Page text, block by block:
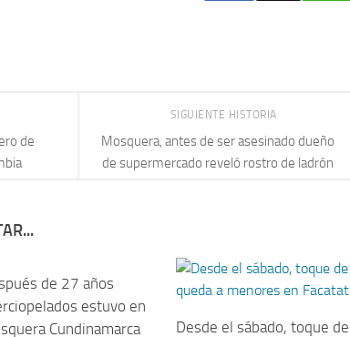
SIGUIENTE HISTORIA
Mosquera, antes de ser asesinado dueño
de supermercado reveló rostro de ladrón
de
de 27 años
estuvo en
Cundinamarca
Desde el sábado, toque de